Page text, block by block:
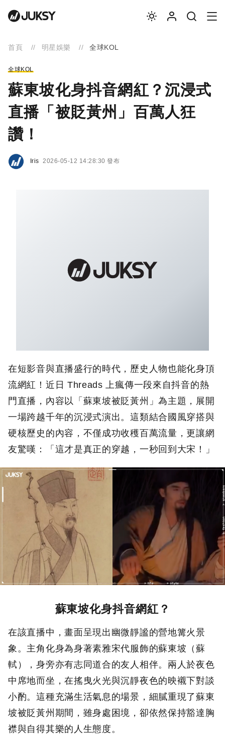
首頁 明星娛樂 全球KOL
全球KOL
蘇東坡化身抖音網紅？沉浸式
直播「被貶黃州」百萬人狂
讚！
Iris 2026-05-12 14:28:30 發布
在短影音與直播盛行的時代，歷史人物也能化身頂
流網紅！近日 Threads 上瘋傳一段來自抖音的熱
門直播，內容以「蘇東坡被貶黃州」為主題，展開
一場跨越千年的沉浸式演出。這類結合國風穿搭與
硬核歷史的內容，不僅成功收穫百萬流量，更讓網
友驚嘆：「這才是真正的穿越，一秒回到大宋！」
蘇東坡化身抖音網紅？
在該直播中，畫面呈現出幽微靜謐的營地篝火景
象。主角化身為身著素雅宋代服飾的蘇東坡（蘇
軾），身旁亦有志同道合的友人相伴。兩人於夜色
中席地而坐，在搖曳火光與沉靜夜色的映襯下對談
小酌。這種充滿生活氣息的場景，細膩重現了蘇東
坡被貶黃州期間，雖身處困境，卻依然保持豁達胸
襟與自得其樂的人生態度。